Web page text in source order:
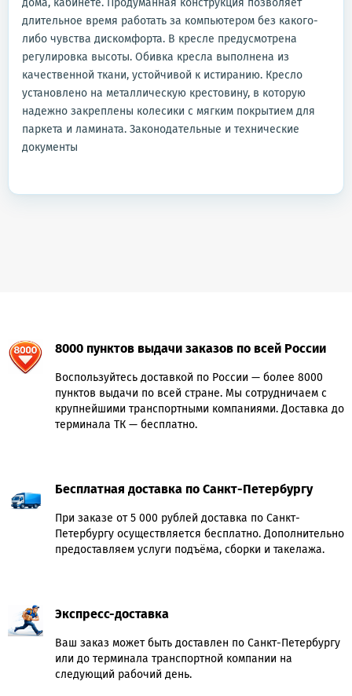
дома, кабинете. Продуманная конструкция позволяет
длительное время работать за компьютером без какого-
либо чувства дискомфорта. В кресле предусмотрена
регулировка высоты. Обивка кресла выполнена из
качественной ткани, устойчивой к истиранию. Кресло
установлено на металлическую крестовину, в которую
надежно закреплены колесики с мягким покрытием для
паркета и ламината. Законодательные и технические
документы
8000 пунктов выдачи заказов по всей России
Воспользуйтесь доставкой по России — более 8000
пунктов выдачи по всей стране. Мы сотрудничаем с
крупнейшими транспортными компаниями. Доставка до
терминала ТК — бесплатно.
Бесплатная доставка по Санкт-Петербургу
При заказе от 5 000 рублей доставка по Санкт-
Петербургу осуществляется бесплатно. Дополнительно
предоставляем услуги подъёма, сборки и такелажа.
Экспресс-доставка
Ваш заказ может быть доставлен по Санкт-Петербургу
или до терминала транспортной компании на
следующий рабочий день.